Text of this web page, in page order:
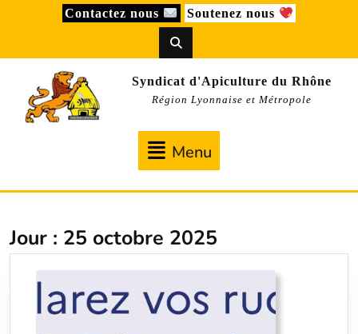
Contactez nous Soutenez nous
Syndicat d'Apiculture du Rhône
Région Lyonnaise et Métropole
Menu
Jour : 25 octobre 2025